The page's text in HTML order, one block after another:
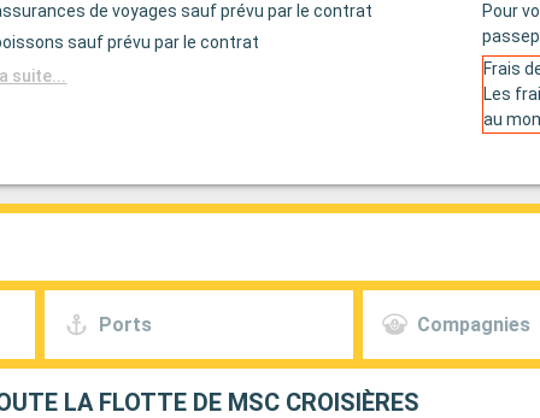
de voyages sauf prévu par le contrat
sauf prévu par le contrat
suite...
Pour
Frais
Les
au
Ports Compagnies
LA FLOTTE DE MSC CROISIÈRES